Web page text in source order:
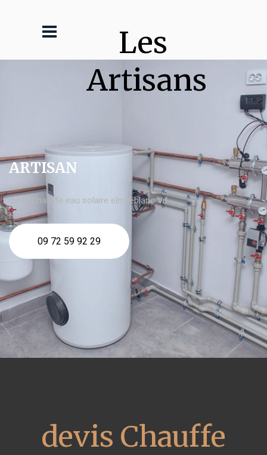
Les
Artisans
ARTISAN
devis Chauffe eau solaire elm leblanc Vif
09 72 59 92 29
devis Chauffe